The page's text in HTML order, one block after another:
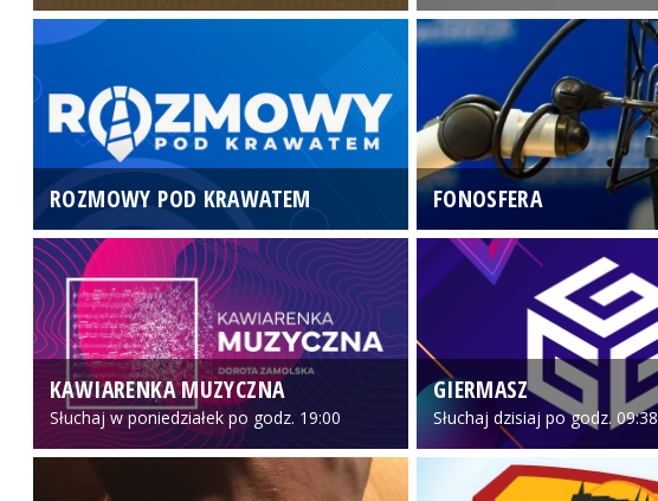
ROZMOWY POD KRAWATEM FONOSFERA
KAWIARENKA MUZYCZNA
Słuchaj w poniedziałek po godz. 19:00
GIERMASZ
Słuchaj dzisiaj po godz. 09:38